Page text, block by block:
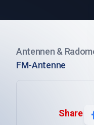
Antennen &
FM-Antenne
Share